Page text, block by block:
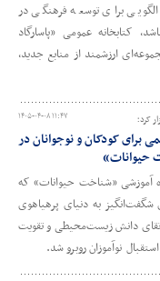
برای توسعه فرهنگی در
کتابخانه عمومی «پاسارگاد
ارزشمند از منابع جدید،
۱۴۰۵-۰۴-۰۸ ۱۱:۴۷ کرد؛
برای کودکان و نوجوانان در
حیوانات»
آموزشی «شناخت حیوانات» که
به دنیای پرهیاهوی
دانش زیست‌محیطی و تقویت